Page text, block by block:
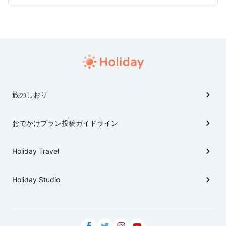
旅のしおり
おでかけプラン投稿ガイドライン
Holiday Travel
Holiday Studio